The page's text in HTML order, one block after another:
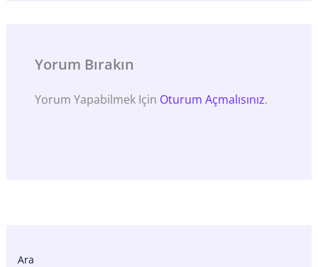
Yorum Bırakın
Yorum Yapabilmek Için Oturum Açmalısınız.
Ara